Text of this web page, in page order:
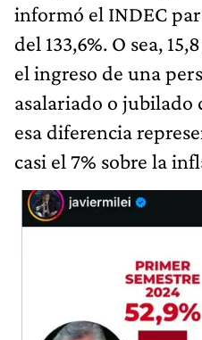
informó el INDEC
del 133,6%. O sea,
el ingreso de una
asalariado o jubilado
esa diferencia
casi el 7% sobre la